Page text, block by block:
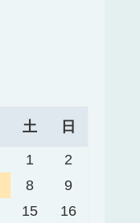
土 日
1
2
8
9
15
16